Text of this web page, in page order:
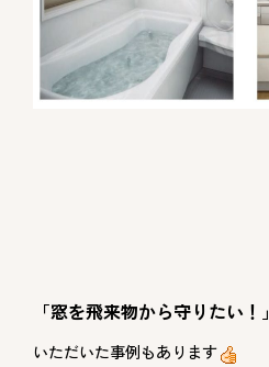
「窓を飛来物から守りたい！」
いただいた事例もあります